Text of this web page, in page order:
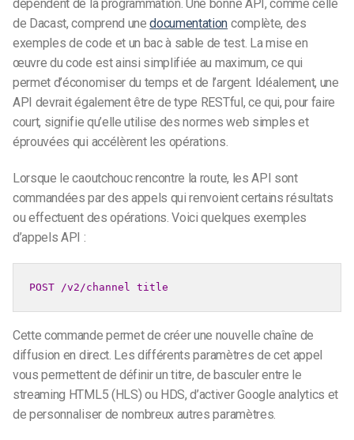
dépendent de la programmation. Une bonne API, comme celle
de Dacast, comprend unedocumentation complète, des
exemples de code et un bac à sable de test. La mise en
œuvre du code est ainsi simplifiée au maximum, ce qui
permet d’économiser du temps et de l’argent. Idéalement, une
API devrait également être de type RESTful, ce qui, pour faire
court, signifie qu’elle utilise des normes web simples et
éprouvées qui accélèrent les opérations.
Lorsque le caoutchouc rencontre la route, les API sont
commandées par des appels qui renvoient certains résultats
ou effectuent des opérations. Voici quelques exemples
d’appels API :
POST /v2/channel title
Cette commande permet de créer une nouvelle chaîne de
diffusion en direct. Les différents paramètres de cet appel
vous permettent de définir un titre, de basculer entre le
streaming HTML5 (HLS) ou HDS, d’activer Google analytics et
de personnaliser de nombreux autres paramètres.